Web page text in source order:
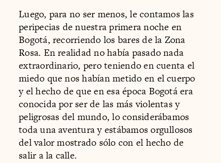
Luego, para no ser menos, le contamos las
peripecias de nuestra primera noche en
Bogotá, recorriendo los bares de la Zona
Rosa. En realidad no había pasado nada
extraordinario, pero teniendo en cuenta el
miedo que nos habían metido en el cuerpo
y el hecho de que en esa época Bogotá era
conocida por ser de las más violentas y
peligrosas del mundo, lo considerábamos
toda una aventura y estábamos orgullosos
del valor mostrado sólo con el hecho de
salir a la calle.